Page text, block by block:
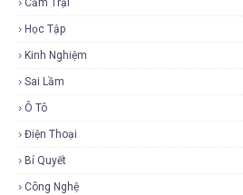
Học Tập
Kinh Nghiệm
Sai Lầm
Ô Tô
Điện Thoại
Bí Quyết
Công Nghệ